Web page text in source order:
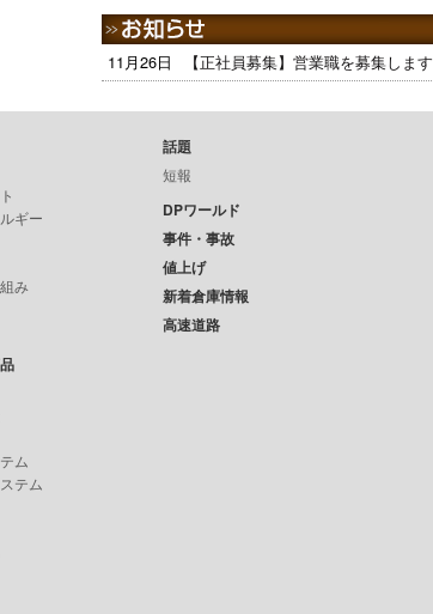
11月26日 【正社員募集】営業職を募集します
ギー
み
ム
テム
話題
短報
DPワールド
事件・事故
値上げ
新着倉庫情報
高速道路